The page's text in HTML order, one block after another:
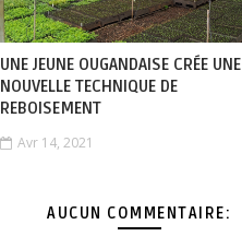
UNE JEUNE OUGANDAISE CRÉE UNE
NOUVELLE TECHNIQUE DE
REBOISEMENT
Avr 14, 2021
AUCUN COMMENTAIRE: